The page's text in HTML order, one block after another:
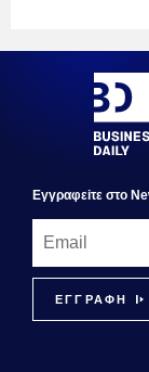
Εγγραφεiτε στο